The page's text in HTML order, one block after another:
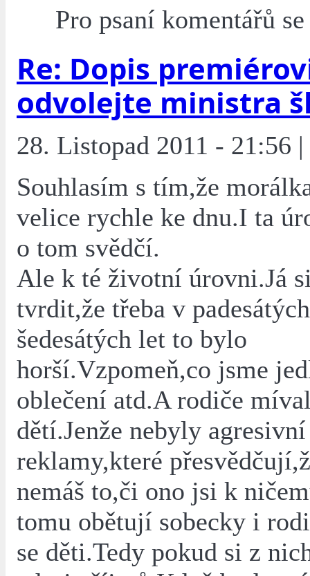
Pro psaní komentářů
Re: Dopis
odvolejte ministra
28. Listopad 2011 - 21:56
Souhlasím s tím,že
velice rychle ke dnu.I ta
o tom svědčí.
Ale k té životní úrovni.Já
tvrdit,že třeba v
šedesátých let to bylo
horší.Vzpomeň,co jsme
oblečení atd.A rodiče
dětí.Jenže nebyly agresivní
reklamy,které
nemáš to,či ono jsi k
tomu obětují sobecky i
se děti.Tedy pokud si z